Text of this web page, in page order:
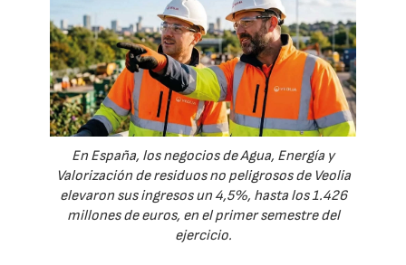
En España, los negocios de Agua, Energía y
Valorización de residuos no peligrosos de Veolia
elevaron sus ingresos un 4,5%, hasta los 1.426
millones de euros, en el primer semestre del
ejercicio.